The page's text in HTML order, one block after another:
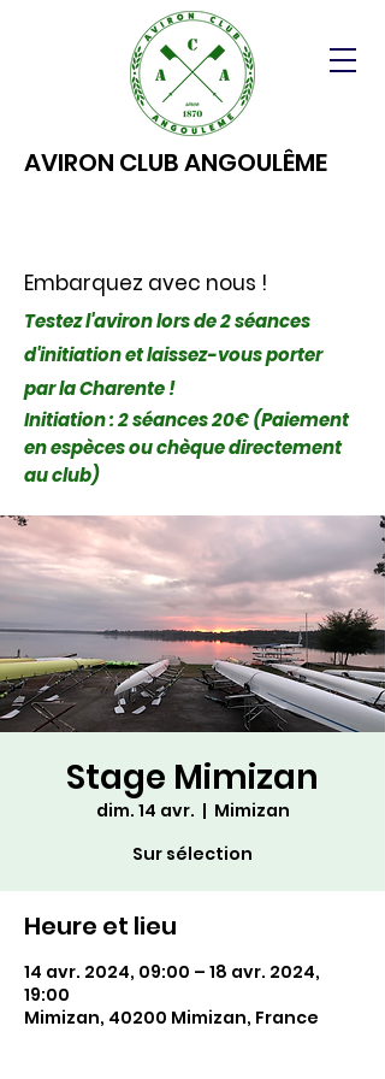
AVIRON CLUB ANGOULÊME
Embarquez avec nous !
Testez l'aviron lors de 2 séances
d'initiation et laissez-vous porter
par la Charente !
Initiation : 2 séances 20€ (Paiement
en espèces ou chèque directement
au club)
Stage Mimizan
dim. 14 avr.
  |
Mimizan
Sur sélection
Heure et lieu
14 avr. 2024, 09:00 – 18 avr. 2024,
19:00
Mimizan, 40200 Mimizan, France